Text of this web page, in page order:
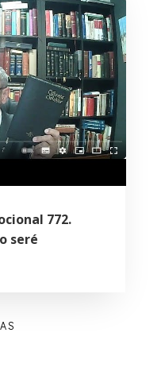
772.
seré